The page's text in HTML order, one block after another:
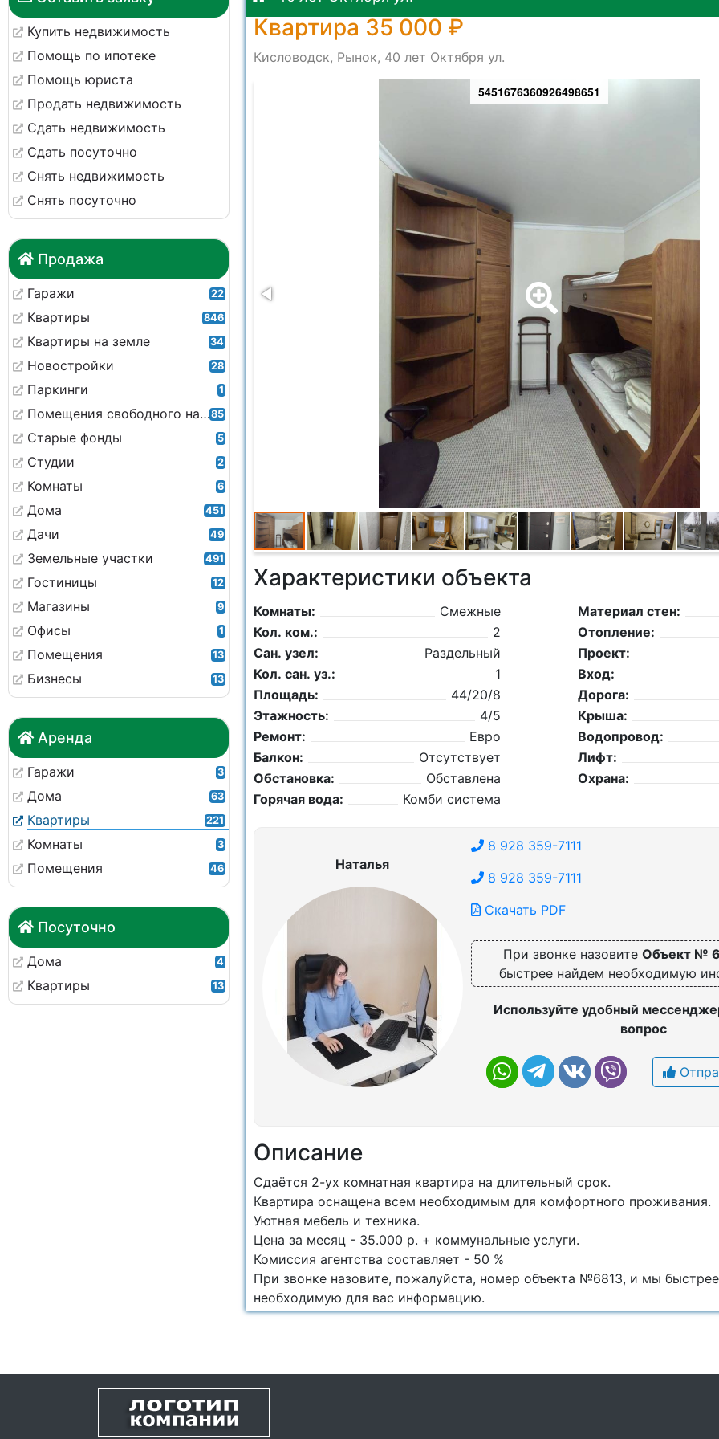
Купить недвижимость
Помощь по ипотеке
Помощь юриста
Продать недвижимость
Сдать недвижимость
Сдать посуточно
Снять недвижимость
Снять посуточно
Продажа
Гаражи 22
Квартиры 846
Квартиры на земле 34
Новостройки 28
Паркинги 1
Помещения свободного назначения85
Старые фонды 5
Студии 2
Комнаты 6
Дома 451
Дачи 49
Земельные участки 491
Гостиницы 12
Магазины 9
Офисы 1
Помещения 13
Бизнесы 13
Аренда
Гаражи 3
Дома 63
Квартиры 221
Комнаты 3
Помещения 46
Посуточно
Дома 4
Квартиры 13
Квартира 35 000 ₽
Кисловодск, Рынок, 40 лет Октября ул.
5451676360926498651
Характеристики объекта
Комнаты:
Смежные
Кол. ком.:
2
Сан. узел:
Раздельный
Кол. сан. уз.:
1
Площадь:
44/20/8
Этажность:
4/5
Ремонт:
Евро
Балкон:
Отсутствует
Обстановка:
Обставлена
Горячая вода:
Комби система
Материал стен:
Отопление:
Проект:
Вход:
Дорога:
Крыша:
Водопровод:
Лифт:
Охрана:
Наталья
8 928 359-7111
8 928 359-7111
Скачать PDF
При звонке назовитеОбъект №
быстрее найдем необходимую
Используйте удобный
вопрос
Описание
Сдаётся 2-ух комнатная квартира на длительный срок.
Квартира оснащена всем необходимым для комфортного проживания.
Уютная мебель и техника.
Цена за месяц - 35.000 р. + коммунальные услуги.
Комиссия агентства составляет - 50 %
При звонке назовите, пожалуйста, номер объекта №6813, и мы
необходимую для вас информацию.